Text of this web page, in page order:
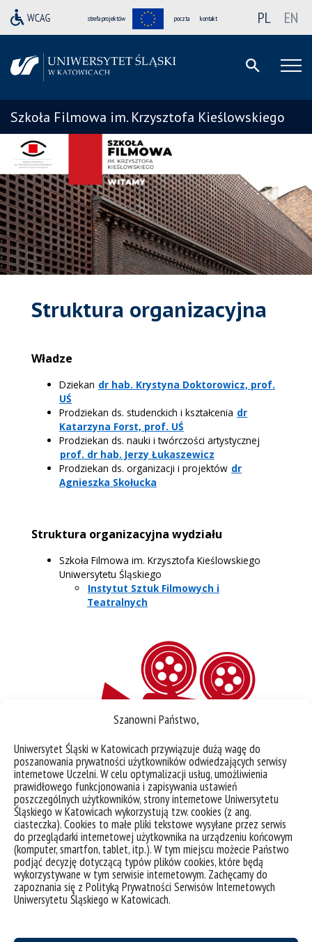
Szanowni Państwo,
Uniwersytet Śląski w Katowicach przywiązuje dużą wagę do
poszanowania prywatności użytkowników odwiedzających serwisy
internetowe Uczelni. W celu optymalizacji usług, umożliwienia
prawidłowego funkcjonowania i zapisywania ustawień
poszczególnych użytkowników, strony internetowe Uniwersytetu
Śląskiego w Katowicach wykorzystują tzw. cookies (z ang.
ciasteczka). Cookies to małe pliki tekstowe wysyłane przez serwis
do przeglądarki internetowej użytkownika na urządzeniu końcowym
(komputer, smartfon, tablet, itp.). W tym miejscu możecie Państwo
podjąć decyzję dotyczącą typów plików cookies, które będą
wykorzystywane w tym serwisie internetowym. Zachęcamy do
zapoznania się z Polityką Prywatności Serwisów Internetowych
Uniwersytetu Śląskiego w Katowicach.
strefa projektów poczta kontakt PL EN
Szkoła Filmowa im. Krzysztofa Kieślowskiego
Struktura organizacyjna
Władze
Dziekan dr hab. Krystyna Doktorowicz, prof.
UŚ
Prodziekan ds. studenckich i kształcenia dr
Katarzyna Forst, prof. UŚ
Prodziekan ds. nauki i twórczości artystycznej
prof. dr hab. Jerzy Łukaszewicz
Prodziekan ds. organizacji i projektów dr
Agnieszka Skołucka
Struktura organizacyjna wydziału
Szkoła Filmowa im. Krzysztofa Kieślowskiego
Uniwersytetu Śląskiego
Instytut Sztuk Filmowych i
Teatralnych